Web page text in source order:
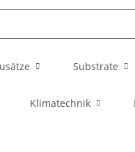
Substrate
Klimatechnik